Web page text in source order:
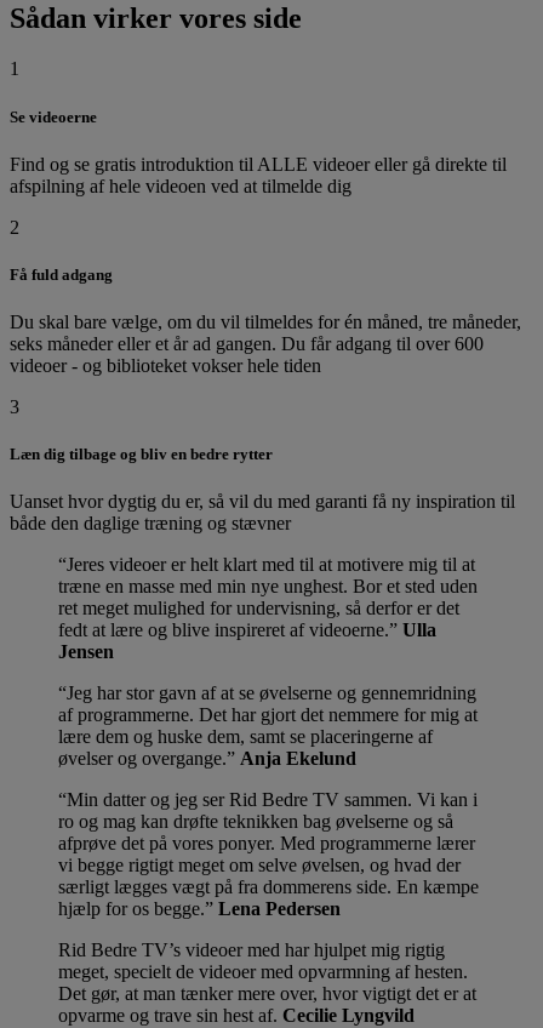
Sådan virker vores side
1
Se videoerne
Find og se gratis introduktion til ALLE videoer eller gå direkte til
afspilning af hele videoen ved at tilmelde dig
2
Få fuld adgang
Du skal bare vælge, om du vil tilmeldes for én måned, tre måneder,
seks måneder eller et år ad gangen. Du får adgang til over 600
videoer - og biblioteket vokser hele tiden
3
Læn dig tilbage og bliv en bedre rytter
Uanset hvor dygtig du er, så vil du med garanti få ny inspiration til
både den daglige træning og stævner
Jeres videoer er helt klart med til at motivere mig til at
træne en masse med min nye unghest. Bor et sted uden
ret meget mulighed for undervisning, så derfor er det
fedt at lære og blive inspireret af videoerne.
Ulla
Jensen
Jeg har stor gavn af at se øvelserne og gennemridning
af programmerne. Det har gjort det nemmere for mig at
lære dem og huske dem, samt se placeringerne af
øvelser og overgange.
Anja Ekelund
Min datter og jeg ser Rid Bedre TV sammen. Vi kan i
ro og mag kan drøfte teknikken bag øvelserne og så
afprøve det på vores ponyer. Med programmerne lærer
vi begge rigtigt meget om selve øvelsen, og hvad der
særligt lægges vægt på fra dommerens side. En kæmpe
hjælp for os begge.
Lena Pedersen
Rid Bedre TV’s videoer med har hjulpet mig rigtig
meget, specielt de videoer med opvarmning af hesten.
Det gør, at man tænker mere over, hvor vigtigt det er at
opvarme og trave sin hest af. Cecilie Lyngvild